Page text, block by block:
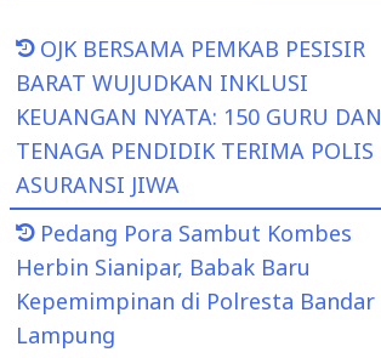
OJK BERSAMA PEMKAB PESISIR
BARAT WUJUDKAN INKLUSI
KEUANGAN NYATA: 150 GURU DAN
TENAGA PENDIDIK TERIMA POLIS
ASURANSI JIWA
Pedang Pora Sambut Kombes
Herbin Sianipar, Babak Baru
Kepemimpinan di Polresta Bandar
Lampung